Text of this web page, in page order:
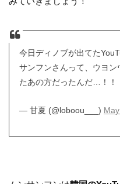
今日ディノブが出てた
サンフンさんって、ウヨ
たあの方だったんだ…！！
— 甘夏 (@loboou___)